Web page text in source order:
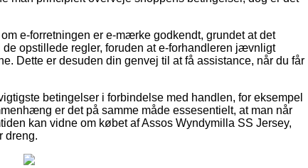
e-forretningen er e-mærke godkendt, grundet at det
opstillede regler, foruden at e-forhandleren jævnligt
Dette er desuden din genvej til at få assistance, når du får
betingelser i forbindelse med handlen, for eksempel
er det på samme måde essesentielt, at man når
kan vidne om købet af Assos Wyndymilla SS Jersey,
dreng.